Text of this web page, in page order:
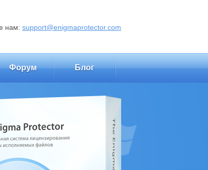
нам: support@enigmaprotector.com
Форум Блог